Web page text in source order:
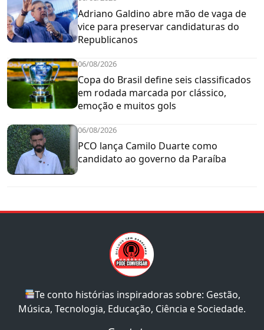
Adriano Galdino abre mão de vaga de
vice para preservar candidaturas do
Republicanos
06/08/2026
Copa do Brasil define seis classificados
em rodada marcada por clássico,
emoção e muitos gols
06/08/2026
PCO lança Camilo Duarte como
candidato ao governo da Paraíba
Te conto histórias inspiradoras sobre: Gestão,
Música, Tecnologia, Educação, Ciência e Sociedade.